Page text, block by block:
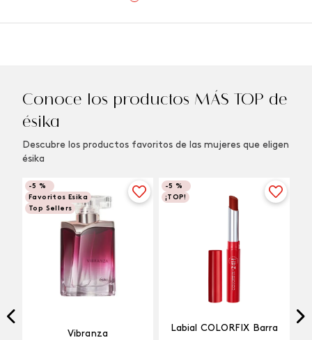
Conoce los productos MÁS TOP de
ésika
Descubre los productos favoritos de las mujeres que eligen
ésika
-5 %
Favoritos Esika
Top Sellers
Vibranza
-5 %
¡TOP!
Labial COLORFIX Barra